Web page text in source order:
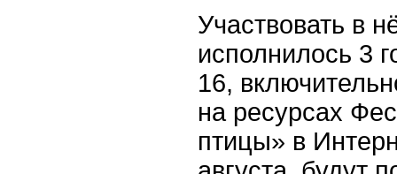
Участвовать в
исполнилось 3
16,
на ресурсах
птицы» в